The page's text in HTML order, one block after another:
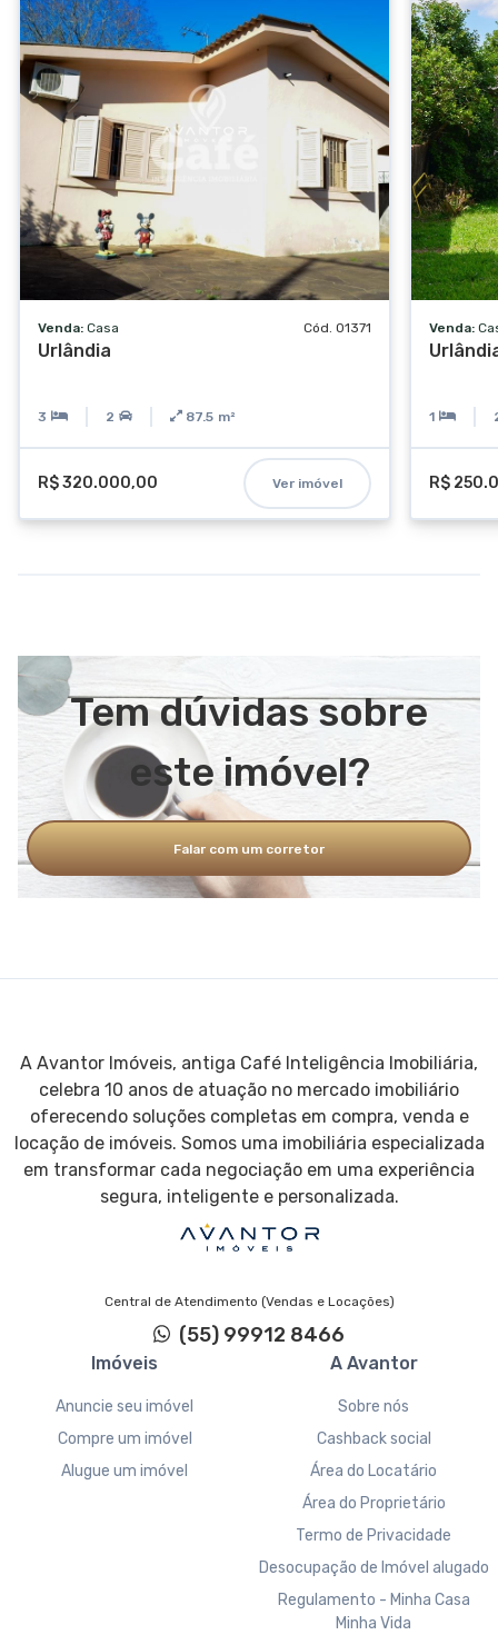
Venda: Casa Cód. 01371
Urlândia
3 2 87.5 m²
R$ 320.000,00 Ver imóvel
Venda:
1
R$
Tem dúvidas sobre
este imóvel?
Falar com um corretor
A Avantor Imóveis, antiga Café Inteligência Imobiliária,
celebra 10 anos de atuação no mercado imobiliário
oferecendo soluções completas em compra, venda e
locação de imóveis. Somos uma imobiliária especializada
em transformar cada negociação em uma experiência
segura, inteligente e personalizada.
Central de Atendimento (Vendas e Locações)
(55) 99912 8466
Imóveis
Anuncie seu imóvel
Compre um imóvel
Alugue um imóvel
A Avantor
Sobre nós
Cashback social
Área do Locatário
Área do Proprietário
Termo de Privacidade
Desocupação de Imóvel alugado
Regulamento - Minha Casa
Minha Vida